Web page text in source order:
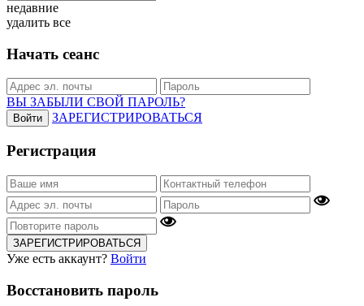
недавние
удалить все
Начать сеанс
ВЫ ЗАБЫЛИ СВОЙ ПАРОЛЬ?
Войти ЗАРЕГИСТРИРОВАТЬСЯ
Регистрация
ЗАРЕГИСТРИРОВАТЬСЯ
Уже есть аккаунт? Войти
Восстановить пароль